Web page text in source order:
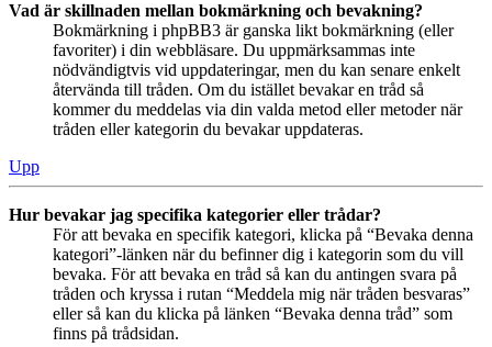
Vad är skillnaden mellan bokmärkning och bevakning?
Bokmärkning i phpBB3 är ganska likt bokmärkning (eller
favoriter) i din webbläsare. Du uppmärksammas inte
nödvändigtvis vid uppdateringar, men du kan senare enkelt
återvända till tråden. Om du istället bevakar en tråd så
kommer du meddelas via din valda metod eller metoder när
tråden eller kategorin du bevakar uppdateras.
Upp
Hur bevakar jag specifika kategorier eller trådar?
För att bevaka en specifik kategori, klicka på “Bevaka denna
kategori”-länken när du befinner dig i kategorin som du vill
bevaka. För att bevaka en tråd så kan du antingen svara på
tråden och kryssa i rutan “Meddela mig när tråden besvaras”
eller så kan du klicka på länken “Bevaka denna tråd” som
finns på trådsidan.